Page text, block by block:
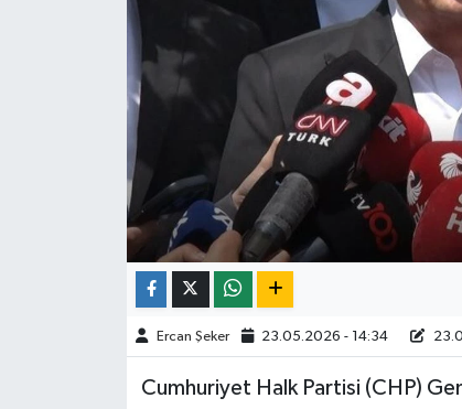
Ercan Şeker 23.05.2026 - 14:34
Cumhuriyet Halk Partisi (CHP)
BİLİM&TEKNOLOJİ
TÜRKİYE